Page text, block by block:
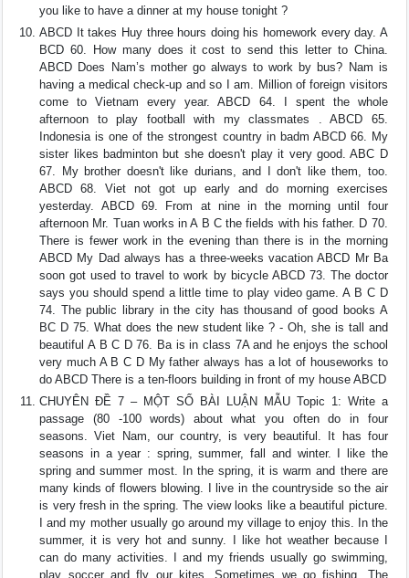
you like to have a dinner at my house tonight ?
ABCD It takes Huy three hours doing his homework every day. A
BCD 60. How many does it cost to send this letter to China.
ABCD Does Nam’s mother go always to work by bus? Nam is
having a medical check-up and so I am. Million of foreign visitors
come to Vietnam every year. ABCD 64. I spent the whole
afternoon to play football with my classmates . ABCD 65.
Indonesia is one of the strongest country in badm ABCD 66. My
sister likes badminton but she doesn't play it very good. ABC D
67. My brother doesn't like durians, and I don't like them, too.
ABCD 68. Viet not got up early and do morning exercises
yesterday. ABCD 69. From at nine in the morning until four
afternoon Mr. Tuan works in A B C the fields with his father. D 70.
There is fewer work in the evening than there is in the morning
ABCD My Dad always has a three-weeks vacation ABCD Mr Ba
soon got used to travel to work by bicycle ABCD 73. The doctor
says you should spend a little time to play video game. A B C D
74. The public library in the city has thousand of good books A
BC D 75. What does the new student like ? - Oh, she is tall and
beautiful A B C D 76. Ba is in class 7A and he enjoys the school
very much A B C D My father always has a lot of houseworks to
do ABCD There is a ten-floors building in front of my house ABCD
CHUYÊN ĐỀ 7 – MỘT SỐ BÀI LUẬN MẪU Topic 1: Write a
passage (80 -100 words) about what you often do in four
seasons. Viet Nam, our country, is very beautiful. It has four
seasons in a year : spring, summer, fall and winter. I like the
spring and summer most. In the spring, it is warm and there are
many kinds of flowers blowing. I live in the countryside so the air
is very fresh in the spring. The view looks like a beautiful picture.
I and my mother usually go around my village to enjoy this. In the
summer, it is very hot and sunny. I like hot weather because I
can do many activities. I and my friends usually go swimming,
play soccer and fly our kites. Sometimes we go fishing. The